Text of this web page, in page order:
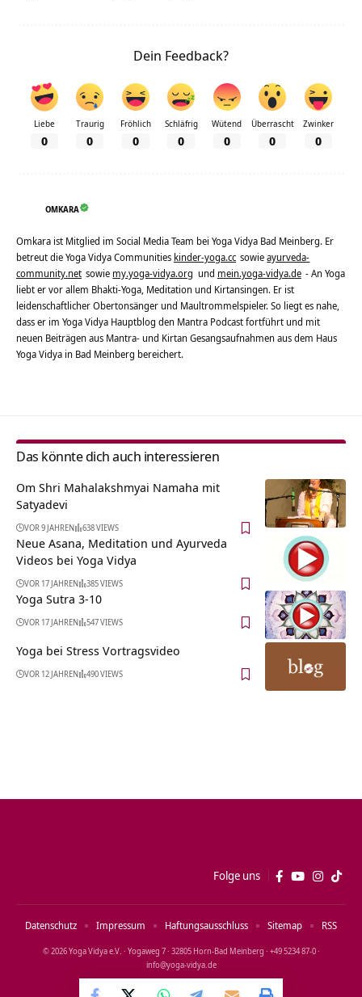
Dein Feedback?
Liebe
0
Traurig
0
Fröhlich
0
Schläfrig
0
Wütend
0
Überrascht
0
Zwinker
0
OMKARA
Omkara ist Mitglied im Social Media Team bei Yoga Vidya Bad Meinberg. Er
betreut die Yoga Vidya Communities kinder-yoga.cc sowieayurveda-
community.net sowie my.yoga-vidya.org und mein.yoga-vidya.de - An Yoga
liebt er vor allem Bhakti-Yoga, Meditation und Kirtansingen. Er ist
leidenschaftlicher Obertonsänger und Maultrommelspieler. So liegt es nahe,
dass er im Yoga Vidya Hauptblog den Mantra Podcast fortführt und mit
neuen Beiträgen aus Mantra- und Kirtan Gesangsaufnahmen aus dem Haus
Yoga Vidya in Bad Meinberg bereichert.
Das könnte dich auch interessieren
Om Shri Mahalakshmyai Namaha mit
Satyadevi
VOR 9 JAHREN 638 VIEWS
Neue Asana, Meditation und Ayurveda
Videos bei Yoga Vidya
VOR 17 JAHREN 385 VIEWS
Yoga Sutra 3-10
VOR 17 JAHREN 547 VIEWS
Yoga bei Stress Vortragsvideo
VOR 12 JAHREN 490 VIEWS
Folge uns
© 2026 Yoga Vidya e.V. · Yogaweg 7 · 32805 Horn‑Bad Meinberg · +49 5234 87‑0 ·
info@yoga‑vidya.de
Datenschutz Impressum Haftungsausschluss Sitemap RSS